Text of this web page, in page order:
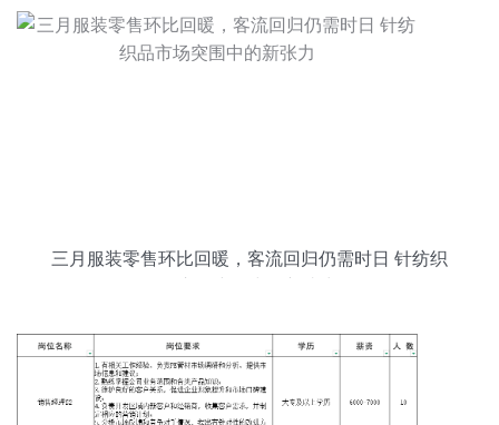
三月服装零售环比回暖，客流回归仍需时日 针纺织